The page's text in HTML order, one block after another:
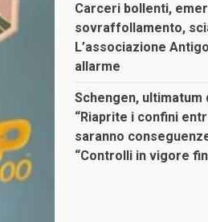
Carceri bollenti,
sovraffollamento,
L’associazione
allarme
Schengen, ultimatum
“Riaprite i confini
saranno
“Controlli in vigore